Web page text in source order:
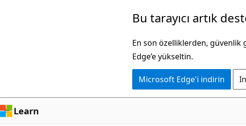
Bu tarayıcı artık
En son özelliklerden,
Edge’e yükseltin.
Microsoft Edge'i indirin
Learn